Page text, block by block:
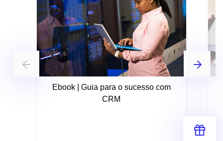
Ebook | Guia para o sucesso com
CRM